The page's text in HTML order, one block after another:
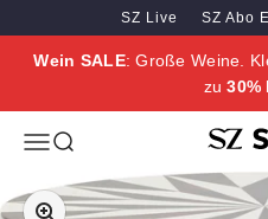
Zum Inhalt springen
Zum Hauptinhalt springen
SZ Live SZ Abo
Wein SALE: Große Weine.
zu30%
MenüSuche SZ
Bild vergrößern